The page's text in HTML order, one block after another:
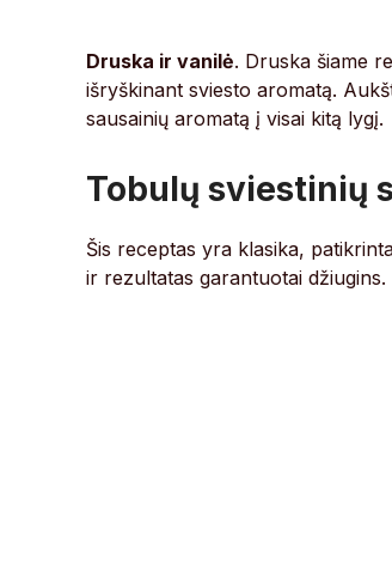
Druska ir vanilė. Druska šiame
išryškinant sviesto aromatą.
sausainių aromatą į visai kitą lygį.
Tobulų sviestinių
Šis receptas yra klasika,
ir rezultatas garantuotai džiugins.